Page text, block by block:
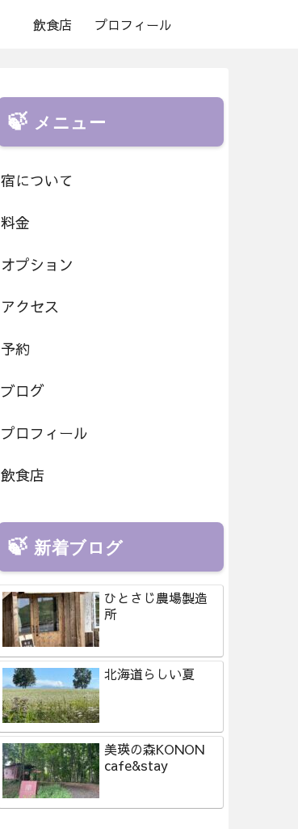
飲食店 プロフィール
メニュー
宿について
料金
オプション
アクセス
予約
ブログ
プロフィール
飲食店
新着ブログ
ひとさじ農場製造
所
北海道らしい夏
美瑛の森KONON
cafe&stay